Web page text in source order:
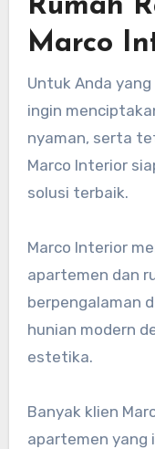
Rumah
Marco
Untuk Anda
ingin
nyaman, serta
Marco Interior
solusi terbaik.
Marco Interior
apartemen dan
berpengalaman
hunian modern
estetika.
Banyak klien
apartemen yang